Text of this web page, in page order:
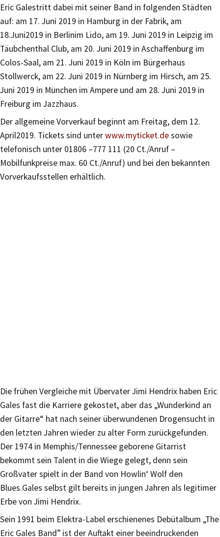
Eric Galestritt dabei mit seiner Band in folgenden Städten
auf: am 17. Juni 2019 in Hamburg in der Fabrik, am
18.Juni2019 in Berlinim Lido, am 19. Juni 2019 in Leipzig im
Täubchenthal Club, am 20. Juni 2019 in Aschaffenburg im
Colos-Saal, am 21. Juni 2019 in Köln im Bürgerhaus
Stollwerck, am 22. Juni 2019 in Nürnberg im Hirsch, am 25.
Juni 2019 in München im Ampere und am 28. Juni 2019 in
Freiburg im Jazzhaus.
Der allgemeine Vorverkauf beginnt am Freitag, dem 12.
April2019. Tickets sind unterwww.myticket.desowie
telefonisch unter 01806 –777 111 (20 Ct./Anruf –
Mobilfunkpreise max. 60 Ct./Anruf) und bei den bekannten
Vorverkaufsstellen erhältlich.
Die frühen Vergleiche mit Übervater Jimi Hendrix haben Eric
Gales fast die Karriere gekostet, aber das „Wunderkind an
der Gitarre“ hat nach seiner überwundenen Drogensucht in
den letzten Jahren wieder zu alter Form zurückgefunden.
Der 1974 in Memphis/Tennessee geborene Gitarrist
bekommt sein Talent in die Wiege gelegt, denn sein
Großvater spielt in der Band von Howlin‘ Wolf den
Blues.Gales selbst gilt bereits in jungen Jahren als legitimer
Erbe von Jimi Hendrix.
Sein 1991 beim Elektra-Label erschienenes Debütalbum „The
Eric Gales Band” ist der Auftakt einer beeindruckenden